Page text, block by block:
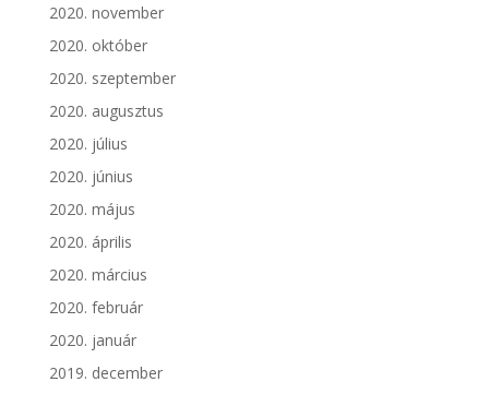
2020. november
2020. október
2020. szeptember
2020. augusztus
2020. július
2020. június
2020. május
2020. április
2020. március
2020. február
2020. január
2019. december